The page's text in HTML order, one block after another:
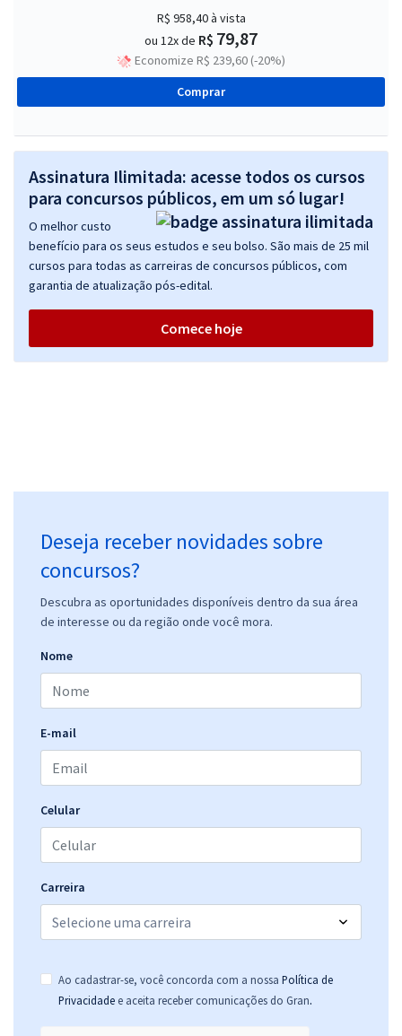
R$ 958,40à vista
ou 12x de R$ 79,87
Economize R$ 239,60 (-20%)
Comprar
Assinatura Ilimitada: acesse todos os cursos
para concursos públicos, em um só lugar!
O melhor custo
benefício para os seus estudos e seu bolso. São mais de 25 mil
cursos para todas as carreiras de concursos públicos, com
garantia de atualização pós-edital.
Comece hoje
Deseja receber novidades sobre
concursos?
Descubra as oportunidades disponíveis dentro da sua área
de interesse ou da região onde você mora.
Nome
E-mail
Celular
Carreira
Ao cadastrar-se, você concorda com a nossa Política de
Privacidade e aceita receber comunicações do Gran.